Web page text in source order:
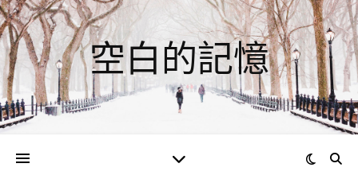
空白的記憶